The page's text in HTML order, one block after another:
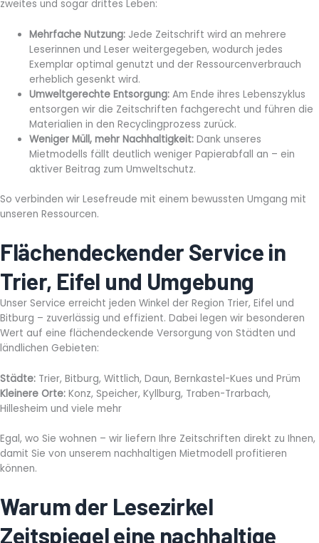
zweites und sogar drittes Leben:
Mehrfache Nutzung: Jede Zeitschrift wird an mehrere
Leserinnen und Leser weitergegeben, wodurch jedes
Exemplar optimal genutzt und der Ressourcenverbrauch
erheblich gesenkt wird.
Umweltgerechte Entsorgung: Am Ende ihres Lebenszyklus
entsorgen wir die Zeitschriften fachgerecht und führen die
Materialien in den Recyclingprozess zurück.
Weniger Müll, mehr Nachhaltigkeit: Dank unseres
Mietmodells fällt deutlich weniger Papierabfall an – ein
aktiver Beitrag zum Umweltschutz.
So verbinden wir Lesefreude mit einem bewussten Umgang mit
unseren Ressourcen.
Flächendeckender Service in
Trier, Eifel und Umgebung
Unser Service erreicht jeden Winkel der Region Trier, Eifel und
Bitburg – zuverlässig und effizient. Dabei legen wir besonderen
Wert auf eine flächendeckende Versorgung von Städten und
ländlichen Gebieten:
Städte: Trier, Bitburg, Wittlich, Daun, Bernkastel-Kues und Prüm
Kleinere Orte: Konz, Speicher, Kyllburg, Traben-Trarbach,
Hillesheim und viele mehr
Egal, wo Sie wohnen – wir liefern Ihre Zeitschriften direkt zu Ihnen,
damit Sie von unserem nachhaltigen Mietmodell profitieren
können.
Warum der Lesezirkel
Zeitspiegel eine nachhaltige